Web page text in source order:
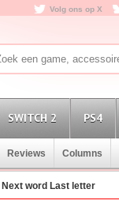
Volg ons op X
SWITCH 2 PS4
Reviews Columns
Next word Last letter